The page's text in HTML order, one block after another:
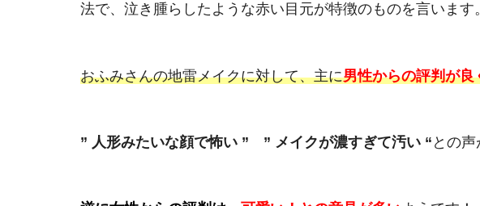
法で、泣き腫らしたような赤い目元が特徴のものを言います。
おふみさんの地雷メイクに対して、主に男性からの評判が良
” 人形みたいな顔で怖い ” ” メイクが濃すぎて汚い “ との声